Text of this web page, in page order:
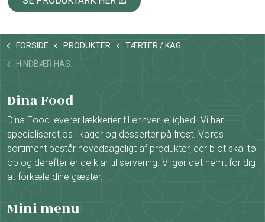
FORSIDE PRODUKTER
TÆRTER / KAGER - UDSKÅRET
HINDBÆR HASSELNØDDE TÆRTE
Dina Food
Dina Food leverer lækkerier til enhver lejlighed. Vi har
specialiseret os i kager og desserter på frost. Vores
sortiment består hovedsageligt af produkter, der blot skal tø
op og derefter er de klar til servering. Vi gør det nemt for dig
at forkæle dine gæster.
Mini menu